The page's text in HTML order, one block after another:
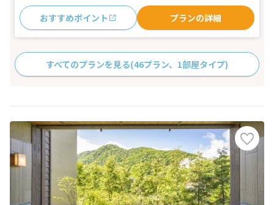
おすすめポイント プランの詳細
すべてのプランを見る(46プラン、1部屋タイプ)